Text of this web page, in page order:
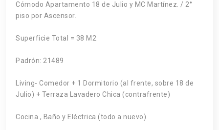
Cómodo Apartamento 18 de Julio y MC Martínez. / 2°
piso por Ascensor.
Superficie Total = 38 M2
Padrón: 21489
Living- Comedor + 1 Dormitorio (al frente, sobre 18 de
Julio) + Terraza Lavadero Chica (contrafrente)
Cocina , Baño y Eléctrica (todo a nuevo).